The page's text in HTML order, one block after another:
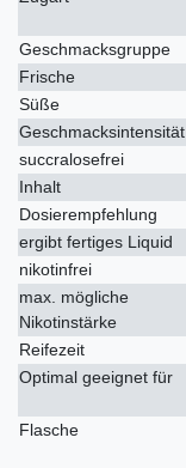
Geschmacksgruppe
Frische
Süße
Geschmacksintensität
succralosefrei
Inhalt
Dosierempfehlung
ergibt fertiges Liquid
nikotinfrei
max. mögliche
Nikotinstärke
Reifezeit
Optimal geeignet für
Flasche